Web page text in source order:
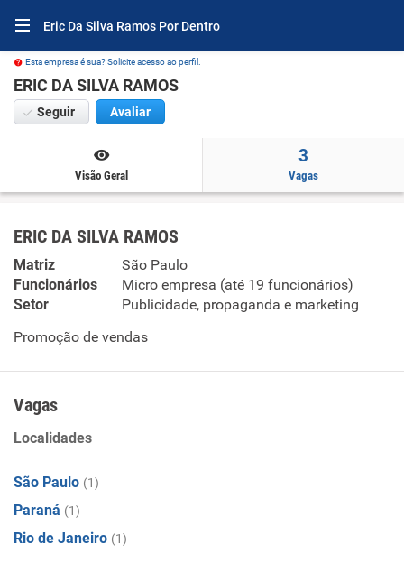
Eric Da Silva Ramos Por Dentro
Esta empresa é sua? Solicite acesso ao perfil.
ERIC DA SILVA RAMOS
Seguir Avaliar
Visão Geral
3
Vagas
ERIC DA SILVA RAMOS
Matriz
São Paulo
Funcionários
Micro empresa (até 19 funcionários)
Setor
Publicidade, propaganda e marketing
Promoção de vendas
Vagas
Localidades
São Paulo (1)
Paraná (1)
Rio de Janeiro (1)